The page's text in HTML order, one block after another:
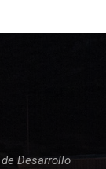
Desarrollo